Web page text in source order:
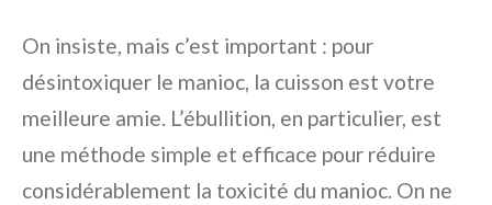
On insiste, mais c’est important : pour
désintoxiquer le manioc, la cuisson est votre
meilleure amie. L’ébullition, en particulier, est
une méthode simple et efficace pour réduire
considérablement la toxicité du manioc. On ne